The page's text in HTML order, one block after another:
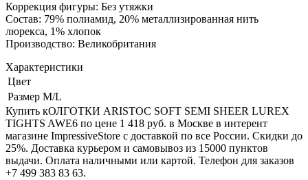
Коррекция фигуры: Без утяжки
Состав: 79% полиамид, 20% металлизированная нить
люрекса, 1% хлопок
Производство: Великобритания
Характеристики
Цвет
Размер M/L
Купить кОЛГОТКИ ARISTOC SOFT SEMI SHEER LUREX
TIGHTS AWE6 по цене 1 418 руб. в Москве в интерент
магазине ImpressiveStore с доставкой по все России. Скидки до
25%. Доставка курьером и самовывоз из 15000 пунктов
выдачи. Оплата наличными или картой. Телефон для заказов
+7 499 383 83 63.